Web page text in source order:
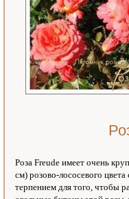
Роза Freude имеет очень
см) розово-лососевого
терпением для того, чтобы